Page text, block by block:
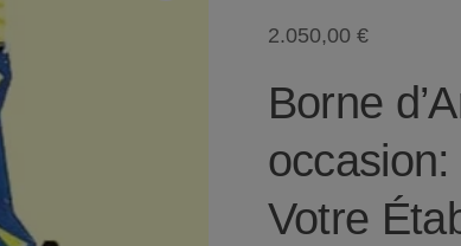
2.050,00 €
Borne
occasion:
Votre